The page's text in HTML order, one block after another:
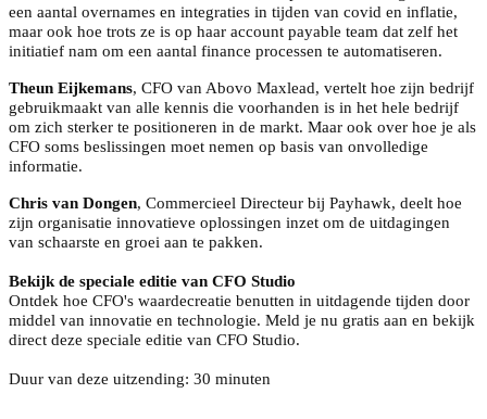
een aantal overnames en integraties in tijden van covid en inflatie,
maar ook hoe trots ze is op haar account payable team dat zelf het
initiatief nam om een aantal finance processen te automatiseren.
Theun Eijkemans, CFO van Abovo Maxlead, vertelt hoe zijn bedrijf
gebruikmaakt van alle kennis die voorhanden is in het hele bedrijf
om zich sterker te positioneren in de markt. Maar ook over hoe je als
CFO soms beslissingen moet nemen op basis van onvolledige
informatie.
Chris van Dongen, Commercieel Directeur bij Payhawk, deelt hoe
zijn organisatie innovatieve oplossingen inzet om de uitdagingen
van schaarste en groei aan te pakken.
Bekijk de speciale editie van CFO Studio
Ontdek hoe CFO's waardecreatie benutten in uitdagende tijden door
middel van innovatie en technologie. Meld je nu gratis aan en bekijk
direct deze speciale editie van CFO Studio.
Duur van deze uitzending: 30 minuten